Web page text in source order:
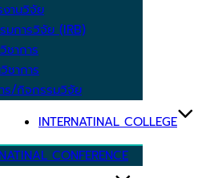
งานวิจัย
มการวิจัย (IRB)
ชาการ
ชาการ
ร/กิจกรรมวิจัย
INTERNATINAL COLLEGE
CONFERENCE